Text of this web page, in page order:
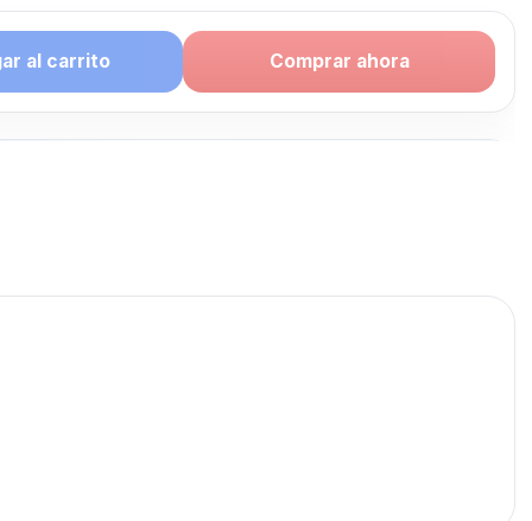
al carrito Comprar ahora
SAMSUNG.